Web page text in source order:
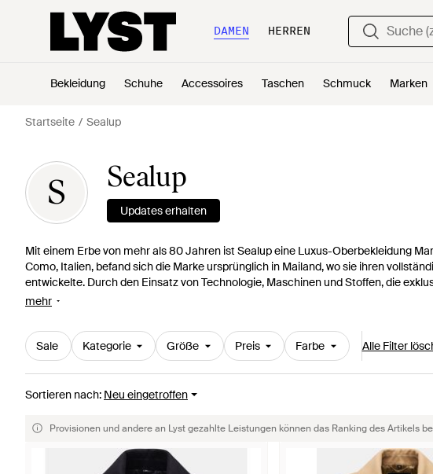
DAMEN HERREN
Bekleidung Schuhe Accessoires Taschen Schmuck Marken
Startseite Sealup
S Sealup
Updates erhalten
Mit einem Erbe von mehr als 80 Jahren ist Sealup eine Luxus-Oberbekleidung
Como, Italien, befand sich die Marke ursprünglich in Mailand, wo sie ihren
entwickelte. Durch den Einsatz von Technologie, Maschinen und Stoffen, die
von Sealup eine Qualität wie keine andere. Nachdem das Label in den fünfziger
höchste Aufmerksamkeit geschenkt wird.
mehr
Sale Kategorie Größe Preis Farbe Alle Filter
Sortieren nach: Neu eingetroffen
Provisionen und andere an Lyst gezahlte Leistungen können das Ranking des Artikels